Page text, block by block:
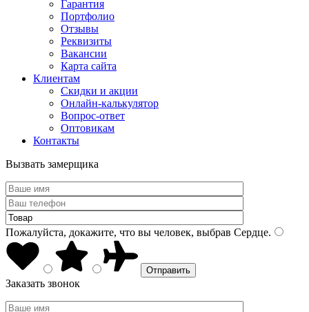
Гарантия
Портфолио
Отзывы
Реквизиты
Вакансии
Карта сайта
Клиентам
Скидки и акции
Онлайн-калькулятор
Вопрос-ответ
Оптовикам
Контакты
Вызвать замерщика
Пожалуйста, докажите, что вы человек, выбрав Сердце.
Заказать звонок